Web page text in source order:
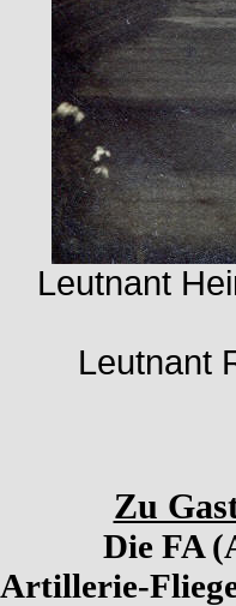
Leutnant
Leutnant
Zu
Die FA
Artillerie-